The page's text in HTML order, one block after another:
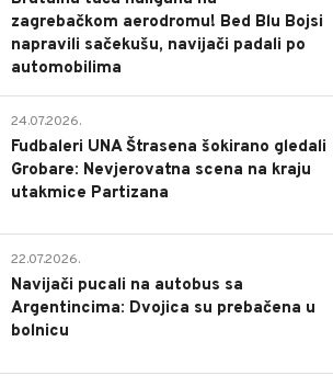
zagrebačkom aerodromu! Bed Blu Bojsi
napravili sačekušu, navijači padali po
automobilima
24.07.2026.
Fudbaleri UNA Štrasena šokirano gledali
Grobare: Nevjerovatna scena na kraju
utakmice Partizana
22.07.2026.
Navijači pucali na autobus sa
Argentincima: Dvojica su prebačena u
bolnicu